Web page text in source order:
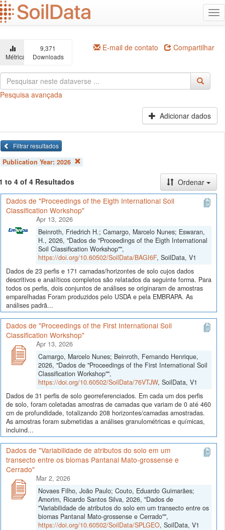
Ir
para
o
principal
Métricas
9,371
Downloads
E-mail de contato Compartilhar
Pesquisa avançada
Adicionar dados
Filtrar resultados
Publication Year: 2026
to 4 of 4 Resultados
Ordenar
Dados de "Proceedings of the Eigth International Soil
Classification Workshop"
Apr 13, 2026
Beinroth, Friedrich H.; Camargo, Marcelo Nunes; Eswaran,
H., 2026, "Dados de "Proceedings of the Eigth International
Soil Classification Workshop"",
https://doi.org/10.60502/SoilData/BAGI6F, SoilData, V1
Dados de 23 perfis e 171 camadas/horizontes de solo cujos dados
descritivos e analíticos completos são relatados da seguinte forma. Para
todos os perfis, dois conjuntos de análises se originaram de amostras
emparelhadas Foram produzidos pelo USDA e pela EMBRAPA. As
análises padrã...
Dados de "Proceedings of the First International Soil
Classification Workshop"
Apr 13, 2026
Camargo, Marcelo Nunes; Beinroth, Fernando Henrique,
2026, "Dados de "Proceedings of the First International Soil
Classification Workshop"",
https://doi.org/10.60502/SoilData/76VTJW, SoilData, V1
Dados de 31 perfis de solo georreferenciados. Em cada um dos perfis
de solo, foram coletadas amostras de camadas que variam de 0 até 460
cm de profundidade, totalizando 208 horizontes/camadas amostradas.
As amostras foram submetidas a análises granulométricas e químicas,
incluind...
Dados de "Variabilidade de atributos do solo em um
transecto entre os biomas Pantanal Mato-grossense e
Cerrado"
Mar 2, 2026
Novaes Filho, João Paulo; Couto, Eduardo Guimarães;
Amorim, Ricardo Santos Silva, 2026, "Dados de
"Variabilidade de atributos do solo em um transecto entre os
biomas Pantanal Mato-grossense e Cerrado"",
https://doi.org/10.60502/SoilData/SPLGEO, SoilData, V1